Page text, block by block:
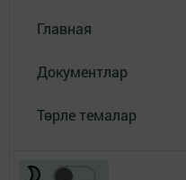
Главная
Документлар
Төрле темалар